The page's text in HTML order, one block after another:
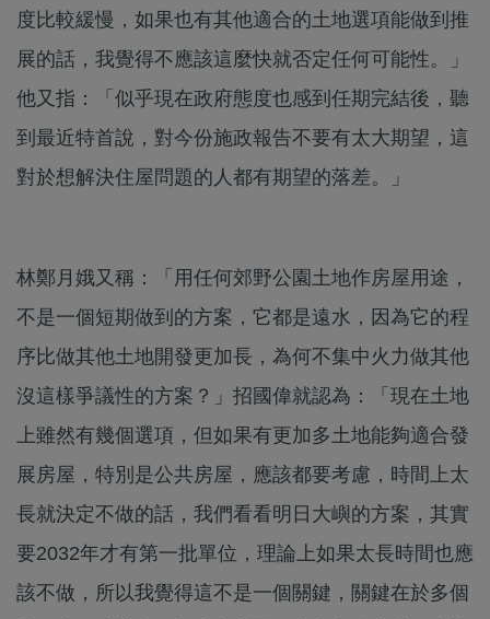
度比較緩慢，如果也有其他適合的土地選項能做到推
展的話，我覺得不應該這麼快就否定任何可能性。」
他又指：「似乎現在政府態度也感到任期完結後，聽
到最近特首說，對今份施政報告不要有太大期望，這
對於想解決住屋問題的人都有期望的落差。」
林鄭月娥又稱：「用任何郊野公園土地作房屋用途，
不是一個短期做到的方案，它都是遠水，因為它的程
序比做其他土地開發更加長，為何不集中火力做其他
沒這樣爭議性的方案？」招國偉就認為：「現在土地
上雖然有幾個選項，但如果有更加多土地能夠適合發
展房屋，特別是公共房屋，應該都要考慮，時間上太
長就決定不做的話，我們看看明日大嶼的方案，其實
要2032年才有第一批單位，理論上如果太長時間也應
該不做，所以我覺得這不是一個關鍵，關鍵在於多個